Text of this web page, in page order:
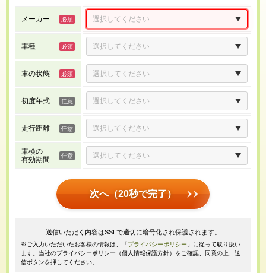
メーカー
車種
車の状態
初度年式
走行距離
車検の
有効期間
次へ（20秒で完了）
送信いただく内容はSSLで適切に暗号化され保護されます。
※ご入力いただいたお客様の情報は、「プライバシーポリシー 」に従って取り扱い
ます。当社のプライバシーポリシー（個人情報保護方針）をご確認、同意の上、送
信ボタンを押してください。